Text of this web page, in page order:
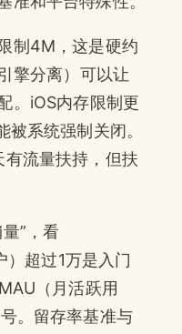
制4M，这是硬约
擎分离）可以让
。iOS内存限制更
系统强制关闭。
流量扶持，但扶
”，看
）超过1万是入门
（月活跃用
。留存率基准与